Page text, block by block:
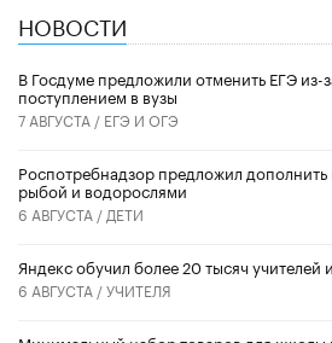
НОВОСТИ
В Госдуме предложили отменить ЕГЭ из-
поступлением в вузы
7 АВГУСТА / ЕГЭ И ОГЭ
Роспотребнадзор предложил
рыбой и водорослями
6 АВГУСТА / ДЕТИ
​Яндекс обучил более 20 тысяч учителей
6 АВГУСТА /УЧИТЕЛЯ